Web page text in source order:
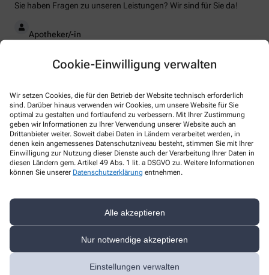
Cookie-Einwilligung verwalten
Wir setzen Cookies, die für den Betrieb der Website technisch erforderlich
sind. Darüber hinaus verwenden wir Cookies, um unsere Website für Sie
optimal zu gestalten und fortlaufend zu verbessern. Mit Ihrer Zustimmung
geben wir Informationen zu Ihrer Verwendung unserer Website auch an
Drittanbieter weiter. Soweit dabei Daten in Ländern verarbeitet werden, in
denen kein angemessenes Datenschutzniveau besteht, stimmen Sie mit Ihrer
Einwilligung zur Nutzung dieser Dienste auch der Verarbeitung Ihrer Daten in
diesen Ländern gem. Artikel 49 Abs. 1 lit. a DSGVO zu. Weitere Informationen
können Sie unserer Datenschutzerklärung entnehmen.
Alle akzeptieren
Nur notwendige akzeptieren
Einstellungen verwalten
Sie haben Fragen zu unseren Leistungen? Wir sind für Sie da!
Apotheker/-in
+49-8532/13 34
Faxnummer
+49-8532/92 47 02
E-Mail-Adresse
post@landgerichts-apotheke.org
Landgerichts-Apotheke, Stadtplatz 7, 94086 Bad
Mit dem Laden der Karte stimmen Sie den
Datenschutzbestimmungen von Google zu.
Klicken Sie auf „Karte Laden“, um Google
map zu aktivieren.
Cookie-Richtlinie